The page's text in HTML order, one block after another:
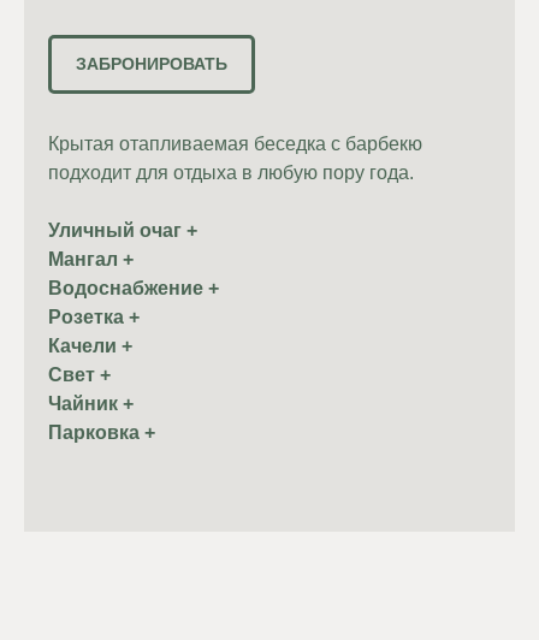
ЗАБРОНИРОВАТЬ
Крытая отапливаемая беседка с барбекю
подходит для отдыха в любую пору года.
Уличный очаг +
Мангал +
Водоснабжение +
Розетка +
Качели +
Свет +
Чайник +
Парковка +